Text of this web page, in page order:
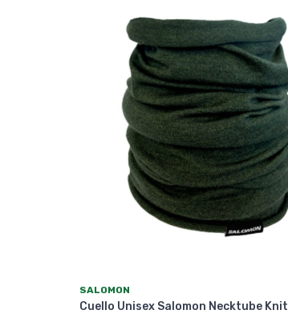
SALOMON
Cuello Unisex Salomon Necktube Knit